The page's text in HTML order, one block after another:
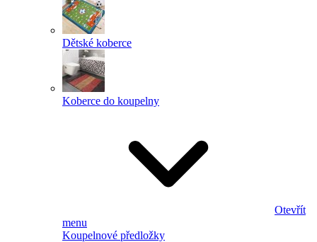
Dětské koberce
Koberce do koupelny
Otevřít
menu
Koupelnové předložky